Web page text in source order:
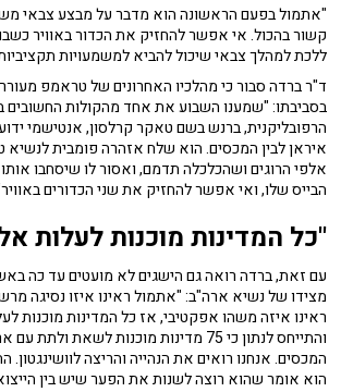
"אתמול בפעם הראשונה הוא מדבר על מבצע צבאי
קשור בהכול. אי אפשר להחזיק את הכדור באוויר
ללכת למהלך צבאי שיכול להביא למשמעויות
ד"ר ברדה סבור כי מהלכיו האחרונים של טראמפ
בסביבתו: "שמענו השבוע את אחד מהקולות החשובים
הרפובליקנית, ברנש בשם טאקר קרלסון, אנטישמי
איראן לבין המכסים. הוא שלח אזהרה פומבית לנשיא
אלפי הרוגים ושהכלכלה תדמם, ואסור לו שיסחבו
הבייס שלו, ואי אפשר להחזיק את שני הכדורים
"כל המדינות מוכנות לעלות
עם זאת, ברדה רואה גם הישגים לא מועטים עד כה
ראינו איזה משהו אפקטיבי, אז כל המדינות מוכנות
והתייחס לנתון כי 75 מדינות מוכנות לשאת
המכסים. אנחנו רואים את הנהייה והריצה לוושינגטון.
הוא אומר שהוא רוצה לשנות את הפער שיש בין